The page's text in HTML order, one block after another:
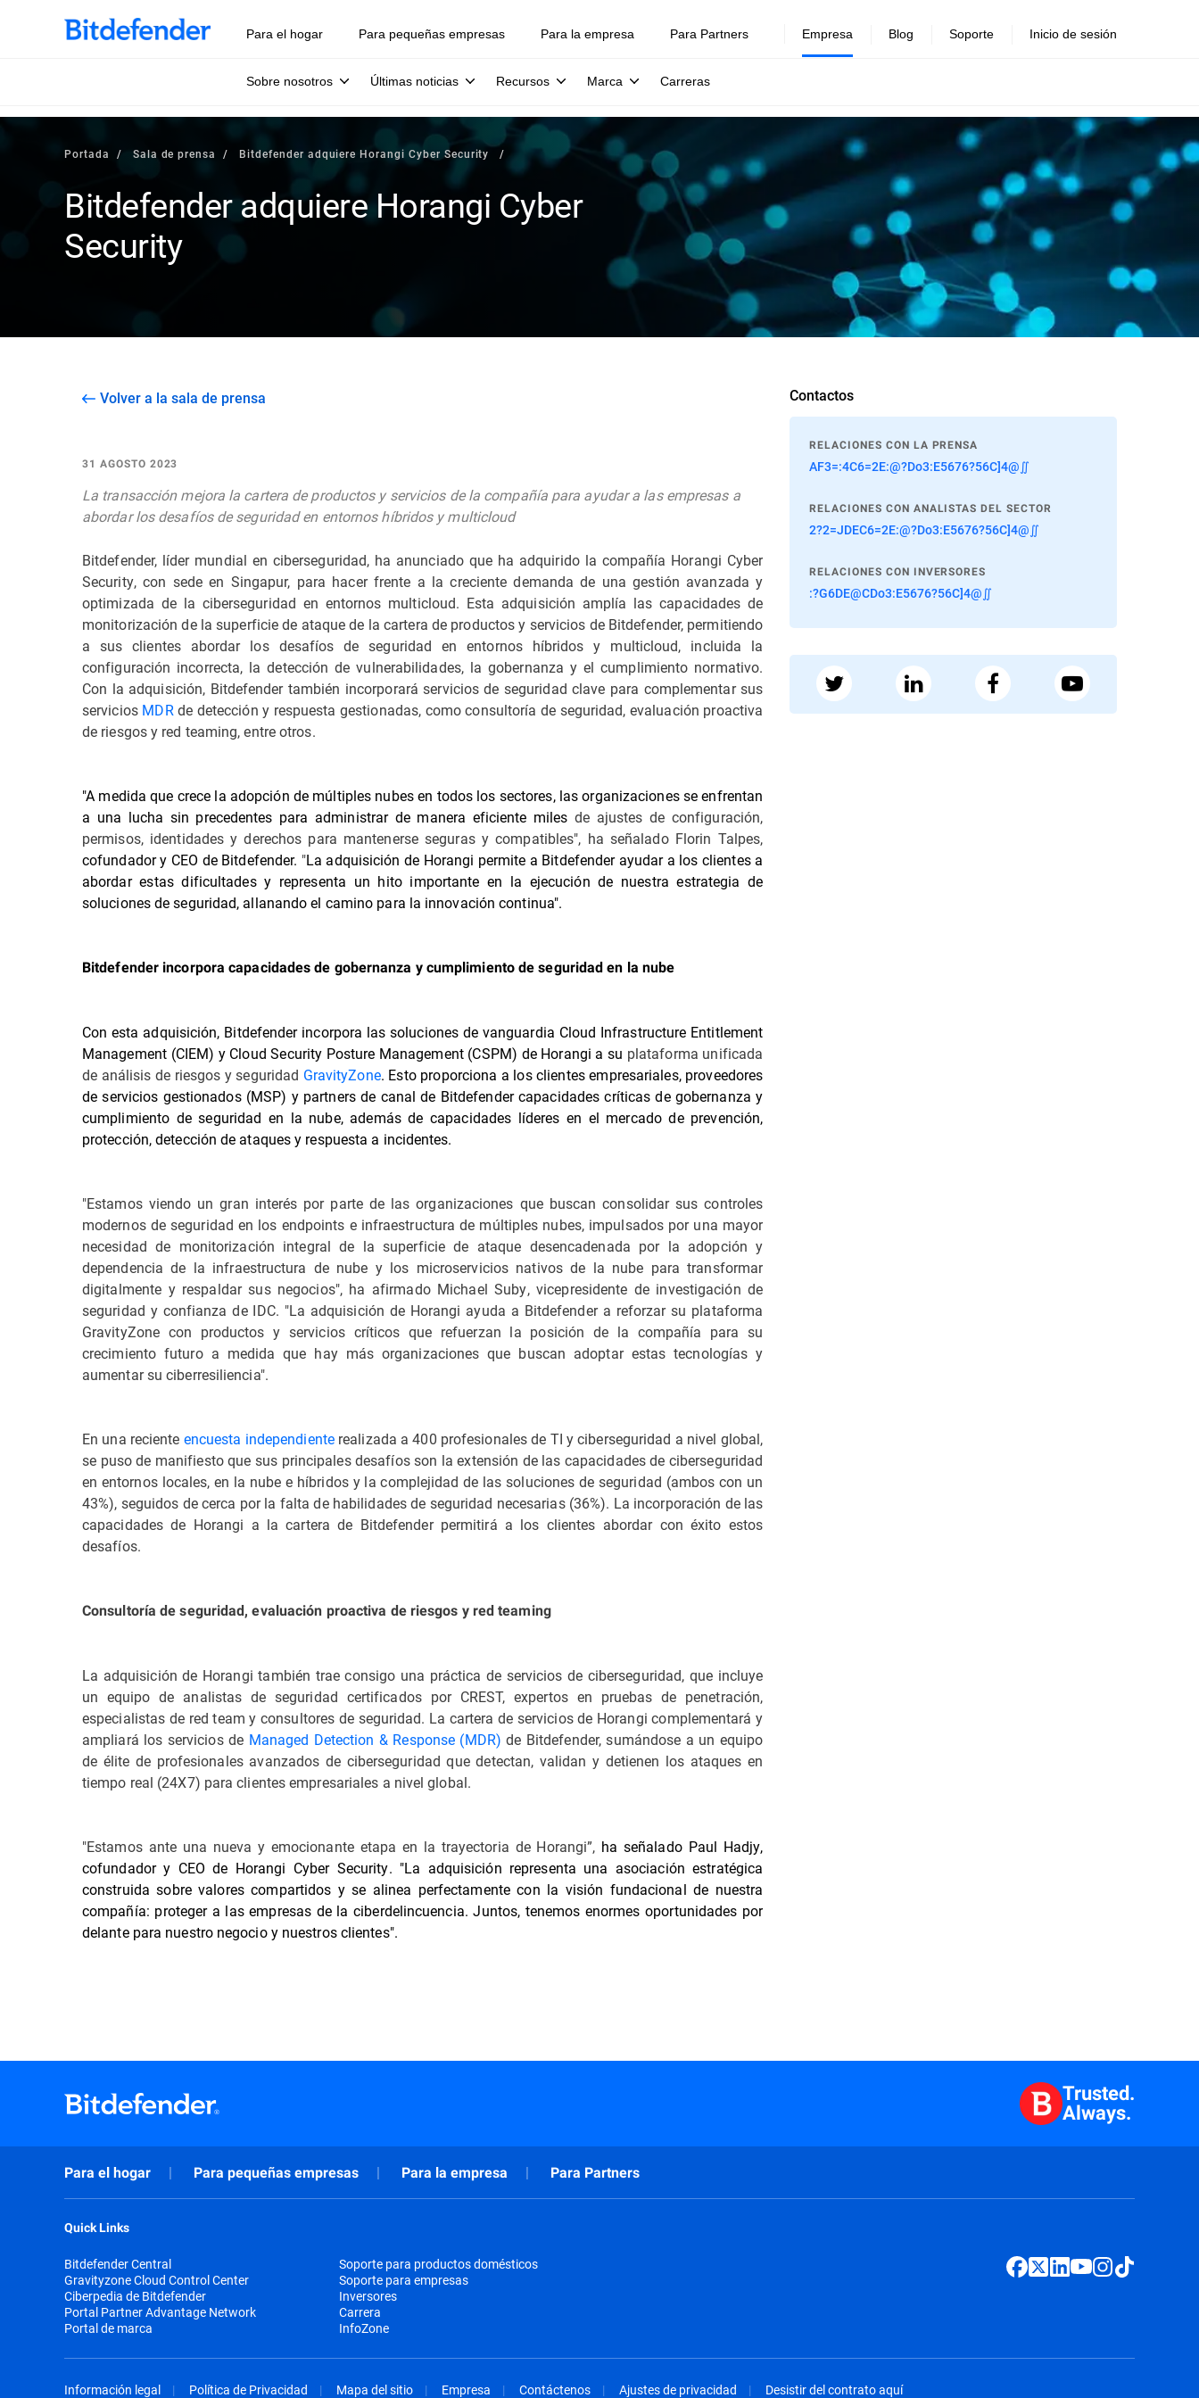
Para el hogar Para pequeñas empresas Para la empresa Para Partners Empresa
Sobre nosotros Últimas noticias Recursos Marca Carreras
Blog Soporte Inicio de sesión
Portada Sala de prensa Bitdefender adquiere Horangi Cyber Security
Bitdefender adquiere Horangi Cyber
Security
Volver a la sala de prensa
31 AGOSTO 2023
La transacción mejora la cartera de productos y servicios de la compañía para ayudar a las empresas a
abordar los desafíos de seguridad en entornos híbridos y multicloud
Bitdefender, líder mundial en ciberseguridad, ha anunciado que ha adquirido la compañía Horangi Cyber
Security, con sede en Singapur, para hacer frente a la creciente demanda de una gestión avanzada y
optimizada de la ciberseguridad en entornos multicloud. Esta adquisición amplía las capacidades de
monitorización de la superficie de ataque de la cartera de productos y servicios de Bitdefender, permitiendo
a sus clientes abordar los desafíos de seguridad en entornos híbridos y multicloud, incluida la
configuración incorrecta, la detección de vulnerabilidades, la gobernanza y el cumplimiento normativo.
Con la adquisición, Bitdefender también incorporará servicios de seguridad clave para complementar sus
servicios MDR de detección y respuesta gestionadas, como consultoría de seguridad, evaluación proactiva
de riesgos y red teaming, entre otros.
"A medida que crece la adopción de múltiples nubes en todos los sectores, las organizaciones se enfrentan
a una lucha sin precedentes para administrar de manera eficiente miles de ajustes de configuración,
permisos, identidades y derechos para mantenerse seguras y compatibles", ha señalado Florin Talpes,
cofundador y CEO de Bitdefender. "La adquisición de Horangi permite a Bitdefender ayudar a los clientes a
abordar estas dificultades y representa un hito importante en la ejecución de nuestra estrategia de
soluciones de seguridad, allanando el camino para la innovación continua".
Bitdefender incorporacapacidades de gobernanza y cumplimiento de seguridad en la nube
Con esta adquisición, Bitdefender incorpora las soluciones de vanguardia Cloud Infrastructure Entitlement
Management (CIEM) y Cloud Security Posture Management (CSPM) de Horangi a su plataforma unificada
de análisis de riesgos y seguridad GravityZone. Esto proporciona a los clientes empresariales, proveedores
de servicios gestionados (MSP) y partners de canal de Bitdefender capacidades críticas de gobernanza y
cumplimiento de seguridad en la nube, además de capacidades líderes en el mercado de prevención,
protección, detección de ataques y respuesta a incidentes.
"Estamos viendo un gran interés por parte de las organizaciones que buscan consolidar sus controles
modernos de seguridad en los endpoints e infraestructura de múltiples nubes, impulsados por una mayor
necesidad de monitorización integral de la superficie de ataque desencadenada por la adopción y
dependencia de la infraestructura de nube y los microservicios nativos de la nube para transformar
digitalmente y respaldar sus negocios", ha afirmado Michael Suby, vicepresidente de investigación de
seguridad y confianza de IDC. "La adquisición de Horangi ayuda a Bitdefender a reforzar su plataforma
GravityZone con productos y servicios críticos que refuerzan la posición de la compañía para su
crecimiento futuro a medida que hay más organizaciones que buscan adoptar estas tecnologías y
aumentar su ciberresiliencia".
En una reciente encuesta independienterealizada a 400 profesionales de TI y ciberseguridad a nivel global,
se puso de manifiesto que sus principales desafíos son la extensión de las capacidades de ciberseguridad
en entornos locales, en la nube e híbridos y la complejidad de las soluciones de seguridad (ambos con un
43%), seguidos de cerca por la falta de habilidades de seguridad necesarias (36%). La incorporación de las
capacidades de Horangi a la cartera de Bitdefender permitirá a los clientes abordar con éxito estos
desafíos.
Consultoría de seguridad, evaluación proactiva de riesgos y red teaming
La adquisición de Horangi también trae consigo una práctica de servicios de ciberseguridad, que incluye
un equipo de analistas de seguridad certificados por CREST, expertos en pruebas de penetración,
especialistas de red team y consultores de seguridad. La cartera de servicios de Horangi complementará y
ampliará los servicios de Managed Detection & Response (MDR) de Bitdefender, sumándose a un equipo
de élite de profesionales avanzados de ciberseguridad que detectan, validan y detienen los ataques en
tiempo real (24X7) para clientes empresariales a nivel global.
"Estamos ante una nueva y emocionante etapa en la trayectoria de Horangi”, ha señalado Paul Hadjy,
cofundador y CEO de Horangi Cyber Security. "La adquisición representa una asociación estratégica
construida sobre valores compartidos y se alinea perfectamente con la visión fundacional de nuestra
compañía: proteger a las empresas de la ciberdelincuencia. Juntos, tenemos enormes oportunidades por
delante para nuestro negocio y nuestros clientes".
Contactos
RELACIONES CON LA PRENSA
AF3=:4C6=2E:@?Do3:E5676?56C]4@∬
RELACIONES CON ANALISTAS DEL SECTOR
2?2=JDEC6=2E:@?Do3:E5676?56C]4@∬
RELACIONES CON INVERSORES
:?G6DE@CDo3:E5676?56C]4@∬
Trusted.
Always.
Para el hogar Para pequeñas empresas Para la empresa Para Partners
Quick Links
Bitdefender Central
Gravityzone Cloud Control Center
Ciberpedia de Bitdefender
Portal Partner Advantage Network
Portal de marca
Soporte para productos domésticos
Soporte para empresas
Inversores
Carrera
InfoZone
Información legal Política de Privacidad Mapa del sitio Empresa Contáctenos Ajustes de privacidad Desistir del contrato aquí